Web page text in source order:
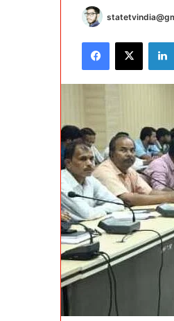
Facebook
X